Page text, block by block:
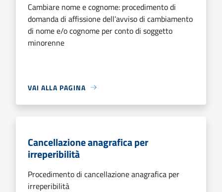
Cambiare nome e cognome: procedimento di
domanda di affissione dell’avviso di cambiamento
di nome e/o cognome per conto di soggetto
minorenne
VAI ALLA PAGINA
Cancellazione anagrafica per
irreperibilità
Procedimento di cancellazione anagrafica per
irreperibilità